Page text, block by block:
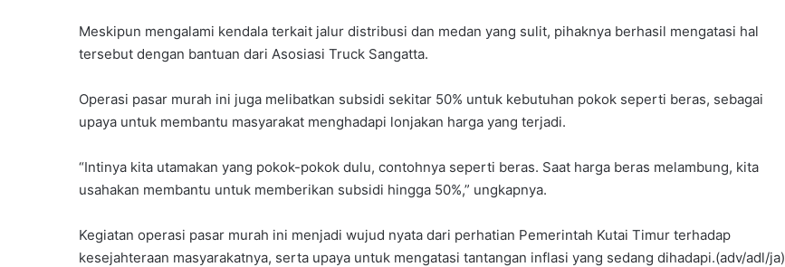
Meskipun mengalami kendala terkait jalur distribusi dan medan yang sulit, pihaknya berhasil mengatasi hal
tersebut dengan bantuan dari Asosiasi Truck Sangatta.
Operasi pasar murah ini juga melibatkan subsidi sekitar 50% untuk kebutuhan pokok seperti beras, sebagai
upaya untuk membantu masyarakat menghadapi lonjakan harga yang terjadi.
“Intinya kita utamakan yang pokok-pokok dulu, contohnya seperti beras. Saat harga beras melambung, kita
usahakan membantu untuk memberikan subsidi hingga 50%,” ungkapnya.
Kegiatan operasi pasar murah ini menjadi wujud nyata dari perhatian Pemerintah Kutai Timur terhadap
kesejahteraan masyarakatnya, serta upaya untuk mengatasi tantangan inflasi yang sedang dihadapi.(adv/adl/ja)